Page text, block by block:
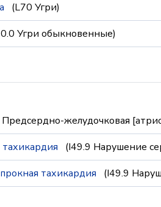
(L70 Угри)
Угри обыкновенные)
желудочковая
(I49.9 Нарушение
тахикардия
(I49.9